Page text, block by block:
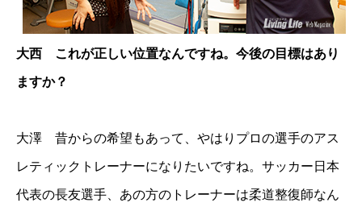
大西 これが正しい位置なんですね。今後の目標はあり
ますか？
大澤 昔からの希望もあって、やはりプロの選手のアス
レティックトレーナーになりたいですね。サッカー日本
代表の長友選手、あの方のトレーナーは柔道整復師なん